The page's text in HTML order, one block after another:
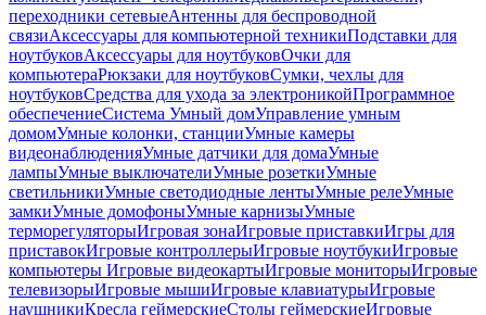
переходники сетевыеАнтенны для беспроводной
связиАксессуары для компьютерной техникиПодставки для
ноутбуковАксессуары для ноутбуковОчки для
компьютераРюкзаки для ноутбуковСумки, чехлы для
ноутбуковСредства для ухода за электроникойПрограммное
обеспечениеСистема Умный домУправление умным
домомУмные колонки, станцииУмные камеры
видеонаблюденияУмные датчики для домаУмные
лампыУмные выключателиУмные розеткиУмные
светильникиУмные светодиодные лентыУмные релеУмные
замкиУмные домофоныУмные карнизыУмные
терморегуляторыИгровая зонаИгровые приставкиИгры для
приставокИгровые контроллерыИгровые ноутбукиИгровые
компьютеры Игровые видеокартыИгровые мониторыИгровые
телевизорыИгровые мышиИгровые клавиатурыИгровые
наушникиКресла геймерскиеСтолы геймерскиеИгровые